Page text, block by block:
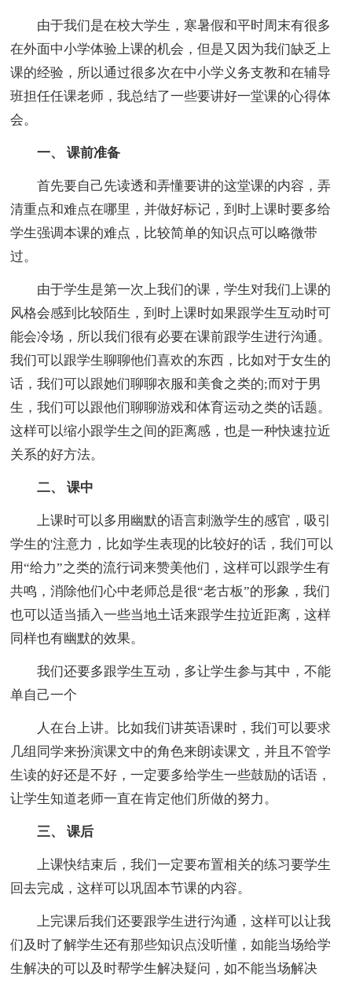
由于我们是在校大学生，寒暑假和平时周末有很多
在外面中小学体验上课的机会，但是又因为我们缺乏上
课的经验，所以通过很多次在中小学义务支教和在辅导
班担任任课老师，我总结了一些要讲好一堂课的心得体
会。
一、 课前准备
首先要自己先读透和弄懂要讲的这堂课的内容，弄
清重点和难点在哪里，并做好标记，到时上课时要多给
学生强调本课的难点，比较简单的知识点可以略微带
过。
由于学生是第一次上我们的课，学生对我们上课的
风格会感到比较陌生，到时上课时如果跟学生互动时可
能会冷场，所以我们很有必要在课前跟学生进行沟通。
我们可以跟学生聊聊他们喜欢的东西，比如对于女生的
话，我们可以跟她们聊聊衣服和美食之类的;而对于男
生，我们可以跟他们聊聊游戏和体育运动之类的话题。
这样可以缩小跟学生之间的距离感，也是一种快速拉近
关系的好方法。
二、 课中
上课时可以多用幽默的语言刺激学生的感官，吸引
学生的'注意力，比如学生表现的比较好的话，我们可以
用“给力”之类的流行词来赞美他们，这样可以跟学生有
共鸣，消除他们心中老师总是很“老古板”的形象，我们
也可以适当插入一些当地土话来跟学生拉近距离，这样
同样也有幽默的效果。
我们还要多跟学生互动，多让学生参与其中，不能
单自己一个
人在台上讲。比如我们讲英语课时，我们可以要求
几组同学来扮演课文中的角色来朗读课文，并且不管学
生读的好还是不好，一定要多给学生一些鼓励的话语，
让学生知道老师一直在肯定他们所做的努力。
三、 课后
上课快结束后，我们一定要布置相关的练习要学生
回去完成，这样可以巩固本节课的内容。
上完课后我们还要跟学生进行沟通，这样可以让我
们及时了解学生还有那些知识点没听懂，如能当场给学
生解决的可以及时帮学生解决疑问，如不能当场解决